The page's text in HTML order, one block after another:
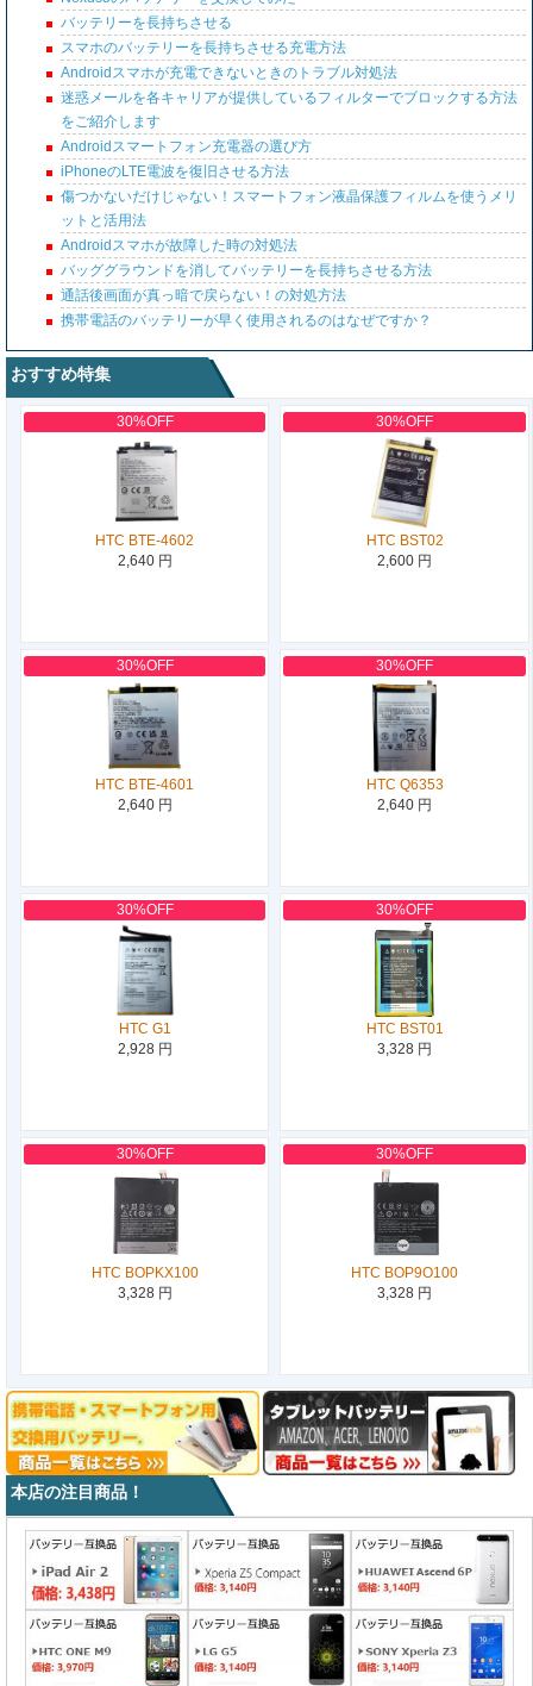
バッテリーを長持ちさせる
スマホのバッテリーを長持ちさせる充電方法
Androidスマホが充電できないときのトラブル対処法
迷惑メールを各キャリアが提供しているフィルターでブロックする方法
をご紹介します
Androidスマートフォン充電器の選び方
iPhoneのLTE電波を復旧させる方法
傷つかないだけじゃない！スマートフォン液晶保護フィルムを使うメリ
ットと活用法
Androidスマホが故障した時の対処法
バッググラウンドを消してバッテリーを長持ちさせる方法
通話後画面が真っ暗で戻らない！の対処方法
携帯電話のバッテリーが早く使用されるのはなぜですか？
おすすめ特集
30%OFF
HTC BTE-4602
2,640 円
30%OFF
HTC BST02
2,600 円
30%OFF
HTC BTE-4601
2,640 円
30%OFF
HTC Q6353
2,640 円
30%OFF
HTC G1
2,928 円
30%OFF
HTC BST01
3,328 円
30%OFF
HTC BOPKX100
3,328 円
30%OFF
HTC BOP9O100
3,328 円
本店の注目商品！